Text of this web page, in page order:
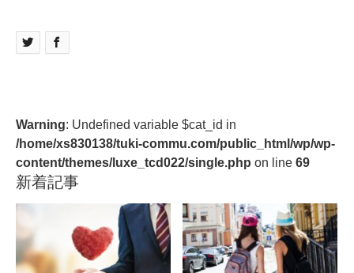
Warning: Undefined variable $cat_id in
/home/xs830138/tuki-commu.com/public_html/wp/wp-
content/themes/luxe_tcd022/single.php on line 69
新着記事